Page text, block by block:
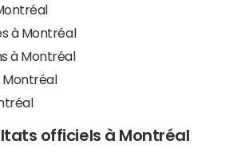
à Montréal
à Montréal
Montréal
officiels à Montréal